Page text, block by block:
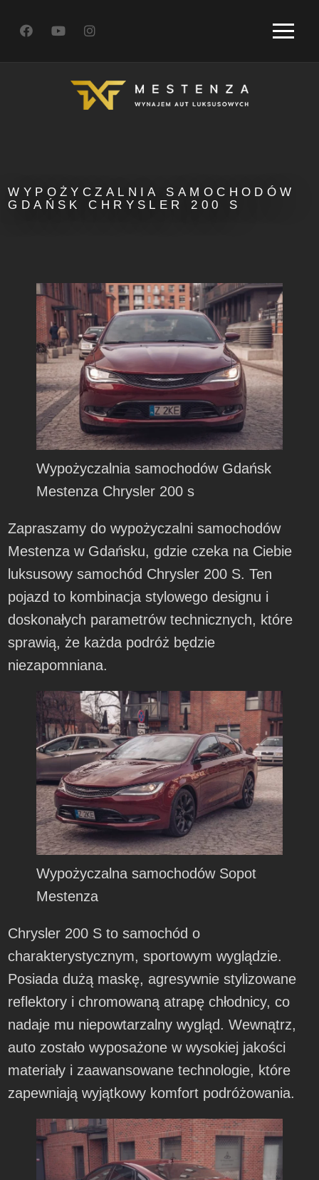
WYPOŻYCZALNIA SAMOCHODÓW
GDAŃSK CHRYSLER 200 S
Wypożyczalnia samochodów Gdańsk
Mestenza Chrysler 200 s
Zapraszamy do wypożyczalni samochodów
Mestenza w Gdańsku, gdzie czeka na Ciebie
luksusowy samochód Chrysler 200 S. Ten
pojazd to kombinacja stylowego designu i
doskonałych parametrów technicznych, które
sprawią, że każda podróż będzie
niezapomniana.
Wypożyczalna samochodów Sopot
Mestenza
Chrysler 200 S to samochód o
charakterystycznym, sportowym wyglądzie.
Posiada dużą maskę, agresywnie stylizowane
reflektory i chromowaną atrapę chłodnicy, co
nadaje mu niepowtarzalny wygląd. Wewnątrz,
auto zostało wyposażone w wysokiej jakości
materiały i zaawansowane technologie, które
zapewniają wyjątkowy komfort podróżowania.